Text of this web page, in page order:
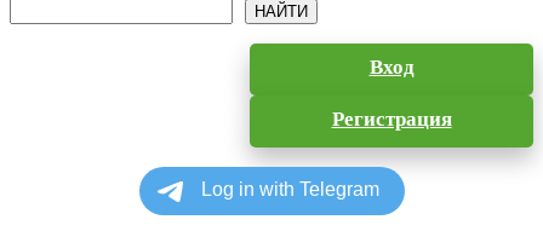
НАЙТИ
Вход
Регистрация